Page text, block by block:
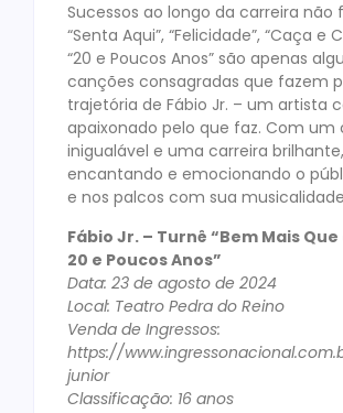
Sucessos ao longo da carreira não
“Senta Aqui”, “Felicidade”, “Caça e
“20 e Poucos Anos” são apenas
canções consagradas que fazem
trajetória de Fábio Jr. – um artista
apaixonado pelo que faz. Com um
inigualável e uma carreira
encantando e emocionando o
e nos palcos com sua
Fábio Jr. – Turnê “Bem Mais Que
20 e Poucos Anos”
Data: 23 de agosto de 2024
Local: Teatro Pedra do Reino
Venda de Ingressos:
https://
junior
Classificação: 16 anos